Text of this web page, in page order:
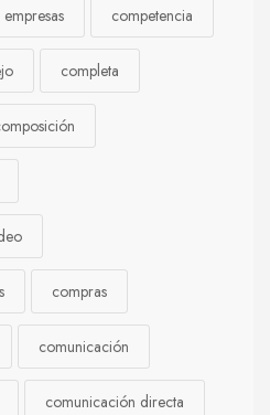
competencia
completa
compras
comunicación
comunicación directa